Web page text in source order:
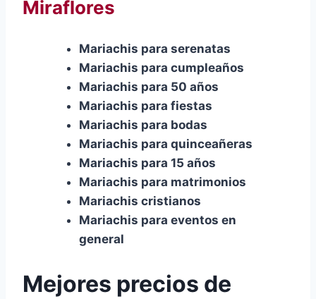
Miraflores
Mariachis para serenatas
Mariachis para cumpleaños
Mariachis para 50 años
Mariachis para fiestas
Mariachis para bodas
Mariachis para quinceañeras
Mariachis para 15 años
Mariachis para matrimonios
Mariachis cristianos
Mariachis para eventos en
general
Mejores precios de